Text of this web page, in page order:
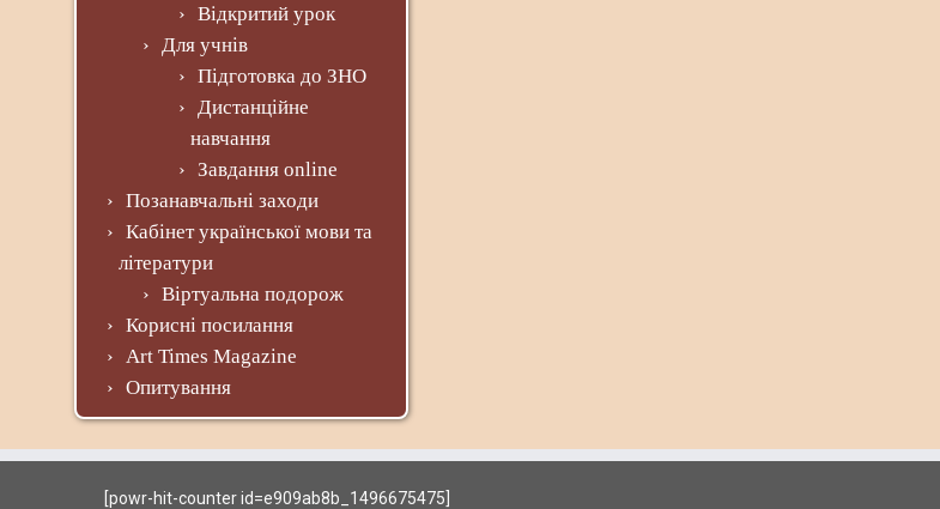
Відкритий урок
Для учнів
Підготовка до ЗНО
Дистанційне
навчання
Завдання online
Позанавчальні заходи
Кабінет української мови та
літератури
Віртуальна подорож
Корисні посилання
Art Times Magazine
Опитування
[powr-hit-counter id=e909ab8b_1496675475]